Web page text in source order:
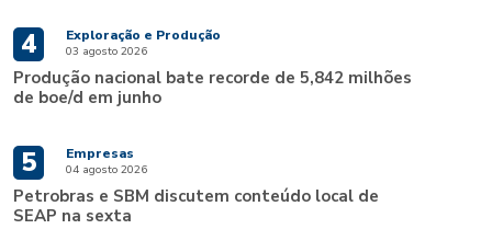
4 Exploração e Produção
03 agosto 2026
Produção nacional bate recorde de 5,842 milhões
de boe/d em junho
5 Empresas
04 agosto 2026
Petrobras e SBM discutem conteúdo local de
SEAP na sexta